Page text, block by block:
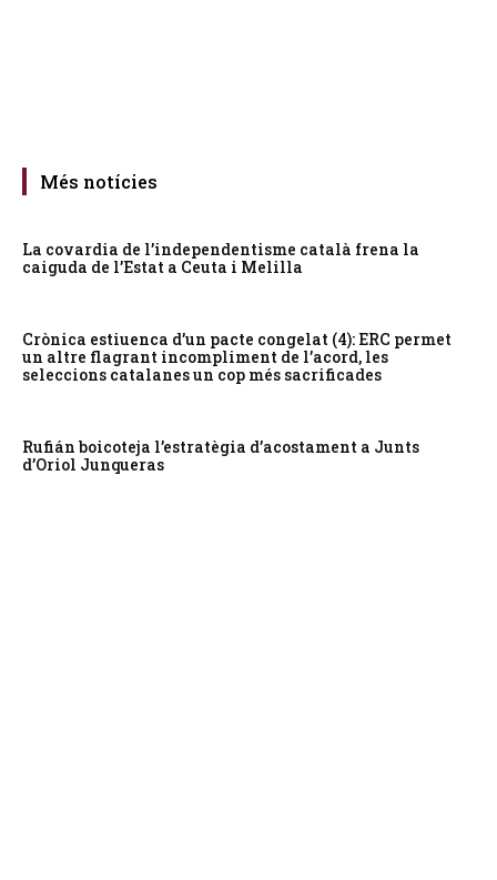
Més notícies
La covardia de l’independentisme català frena la
caiguda de l’Estat a Ceuta i Melilla
Crònica estiuenca d’un pacte congelat (4): ERC permet
un altre flagrant incompliment de l’acord, les
seleccions catalanes un cop més sacrificades
Rufián boicoteja l’estratègia d’acostament a Junts
d’Oriol Junqueras